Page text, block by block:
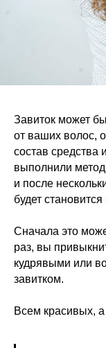
Завиток может
от ваших волос,
состав средства
выполнили
и после
будет
Сначала это
раз, вы
кудрявыми или
завитком.
Всем красивых,